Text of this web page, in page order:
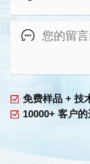
免费样品 + 技
10000+ 客户